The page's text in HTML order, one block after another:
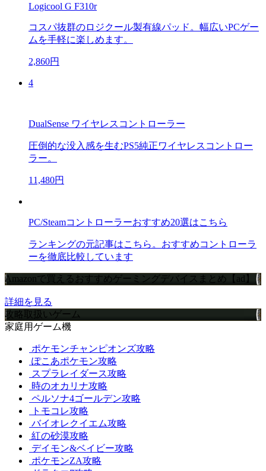
Logicool G F310r
コスパ抜群のロジクール製有線パッド。幅広いPCゲー
ムを手軽に楽しめます。
2,860円
4
DualSense ワイヤレスコントローラー
圧倒的な没入感を生むPS5純正ワイヤレスコントロー
ラー。
11,480円
PC/Steamコントローラーおすすめ20選はこちら
ランキングの元記事はこちら。おすすめコントローラ
ーを徹底比較しています
Amazonで買えるおすすめゲーミングデバイスまとめ【ad】
詳細を見る
攻略取扱いゲーム
家庭用ゲーム機
ポケモンチャンピオンズ攻略
ぽこあポケモン攻略
スプラレイダース攻略
時のオカリナ攻略
ペルソナ4ゴールデン攻略
トモコレ攻略
バイオレクイエム攻略
紅の砂漠攻略
デイモン&ベイビー攻略
ポケモンZA攻略